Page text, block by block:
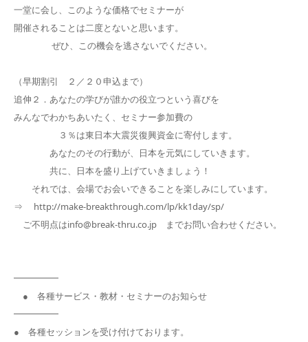
一堂に会し、このような価格でセミナーが
開催されることは二度とないと思います。
ぜひ、この機会を逃さないでください。
（早期割引 ２／２０申込まで）
追伸２．あなたの学びが誰かの役立つという喜びを
みんなでわかちあいたく、セミナー参加費の
３％は東日本大震災復興資金に寄付します。
あなたのその行動が、日本を元気にしていきます。
共に、日本を盛り上げていきましょう！
それでは、会場でお会いできることを楽しみにしています。
⇒ http://make-breakthrough.com/lp/kk1day/sp/
ご不明点はinfo@break-thru.co.jp までお問い合わせください。
━━━━━
● 各種サービス・教材・セミナーのお知らせ
━━━━━
● 各種セッションを受け付けております。